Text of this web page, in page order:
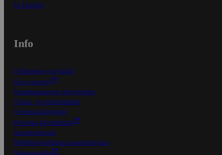
In English
Info
S-Business yrityksille
Oiva-raportit
Osuuskauppojen yhteystiedot
Tilaus- ja toimitusehdot
Tietosuojakäytäntö
Palvelun käyttöehdot
Saavutettavuus
Mobiilisovelluksen saavutettavuus
Mainostajalle